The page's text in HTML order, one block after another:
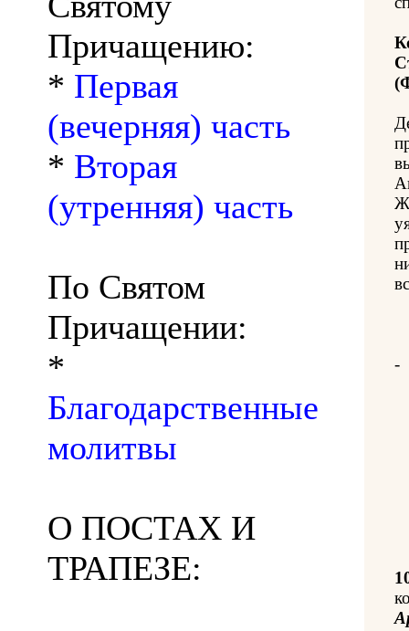
Причащению:
* Первая
(вечерняя) часть
* Вторая
(утренняя) часть
По Святом
Причащении:
*
Благодарственные
молитвы
О ПОСТАХ И
ТРАПЕЗЕ:
-